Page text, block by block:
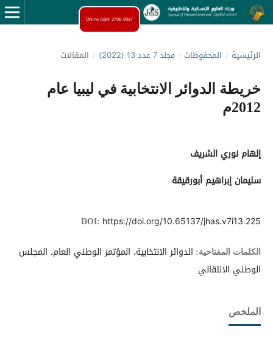
Online ISSN: 2706-9087
الرئيسية / المحفوظات / مجلد 7 عدد 13 (2022) / المقالات
خريطة الدوائر الانتخابية في ليبيا عام
2012م
إلهام نوري الشريف
سليمان إبراهيم أبورقيقة
DOI: https://doi.org/10.65137/jhas.v7i13.225
الكلمات المفتاحية: الدوائر الانتخابية، المؤتمر الوطني العام، المجلس
الوطني الانتقالي
الملخص